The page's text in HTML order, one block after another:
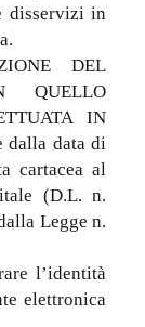
disservizi in
DEL
QUELLO
IN
dalla data di
cartacea al
(D.L. n.
Legge n.
l’identità
elettronica